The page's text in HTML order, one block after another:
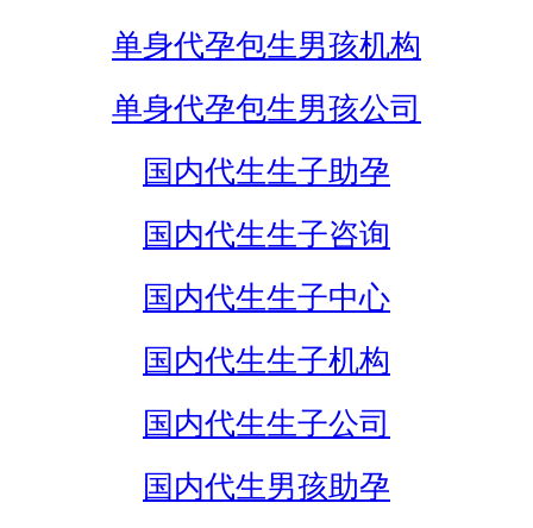
单身代孕包生男孩机构
单身代孕包生男孩公司
国内代生生子助孕
国内代生生子咨询
国内代生生子中心
国内代生生子机构
国内代生生子公司
国内代生男孩助孕